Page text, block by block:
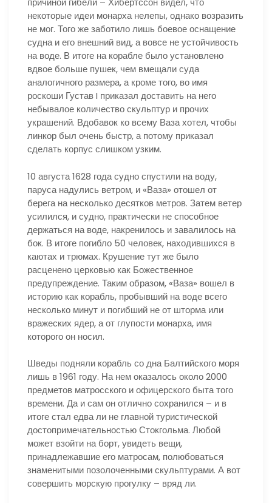
некоторые идеи монарха нелепы, однако возразить
не мог. Того же заботило лишь боевое оснащение
судна и его внешний вид, а вовсе не устойчивость
на воде. В итоге на корабле было установлено
вдвое больше пушек, чем вмещали суда
аналогичного размера, а кроме того, во имя
роскоши Густав I приказал доставить на него
небывалое количество скульптур и прочих
украшений. Вдобавок ко всему Ваза хотел, чтобы
линкор был очень быстр, а потому приказал
сделать корпус слишком узким.
10 августа 1628 года судно спустили на воду,
паруса надулись ветром, и «Ваза» отошел от
берега на несколько десятков метров. Затем ветер
усилился, и судно, практически не способное
держаться на воде, накренилось и завалилось на
бок. В итоге погибло 50 человек, находившихся в
каютах и трюмах. Крушение тут же было
расценено церковью как Божественное
предупреждение. Таким образом, «Ваза» вошел в
историю как корабль, пробывший на воде всего
несколько минут и погибший не от шторма или
вражеских ядер, а от глупости монарха, имя
которого он носил.
Шведы подняли корабль со дна Балтийского моря
лишь в 1961 году. На нем оказалось около 2000
предметов матросского и офицерского быта того
времени. Да и сам он отлично сохранился – и в
итоге стал едва ли не главной туристической
достопримечательностью Стокгольма. Любой
может взойти на борт, увидеть вещи,
принадлежавшие его матросам, полюбоваться
знаменитыми позолоченными скульптурами. А вот
совершить морскую прогулку – вряд ли.